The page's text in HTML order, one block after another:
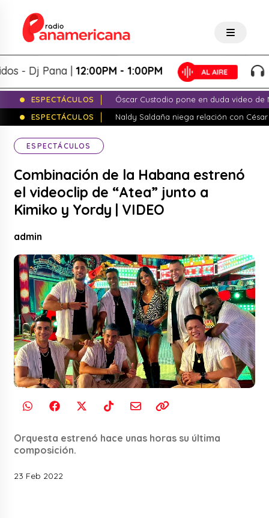
Dj Pana |12:00PM - 1:00PM
ESPECTÁCULOS
Óscar Custodio pone en duda video de
ESPECTÁCULOS
Naldy Saldaña niega relación con
ESPECTÁCULOS
Combinación de la Habana estrenó
el videoclip de “Atea” junto a
Kimiko y Yordy | VIDEO
admin
Orquesta estrenó hace unas horas su última
composición.
23 Feb 2022